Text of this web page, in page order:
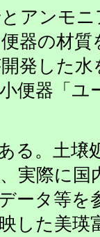
アンモ
器の材質
発した
便器「ユ
る。土壌
実際に国
ータ等を
した美瑛